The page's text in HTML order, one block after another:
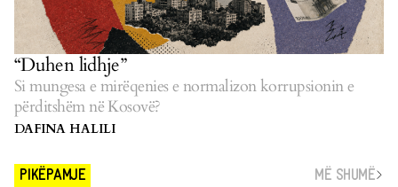
“Duhen lidhje”
Si mungesa e mirëqenies e normalizon korrupsionin e
përditshëm në Kosovë?
DAFINA HALILI
PIKËPAMJE MË SHUMË